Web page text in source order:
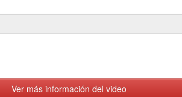
Ver más información del video